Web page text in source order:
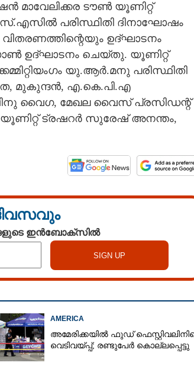
മാവേലിക്കര ടൗൺ യൂണിറ്റ്
പരിസ്ഥിതി ദിനാഘോഷം
ഉദ്ഘാടനം
ഉദ്ഘാടനം ചെയ്തു. യൂണിറ്റ്
യു.ആർ.മനു പരിസ്ഥിതി
മുകുന്ദൻ, എ.കെ.പി.എ
ബിനു വൈഗ, മേഖല വൈസ് പ്രസിഡന്റ്
യൂണിറ്റ് ട്രഷറർ സുരേഷ് അനന്തം,
ഇൻബോക്സിൽ
AMERICA
അമേരിക്കയിൽ ഫുഡ്
വെടിവയ്‌പ്പ്; രണ്ടുപേർ കൊല്ലപ്പെട്ടു